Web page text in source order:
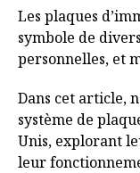
Les plaques
symbole de
personnelles, et
Dans cet article,
système de
Unis, explorant
leur